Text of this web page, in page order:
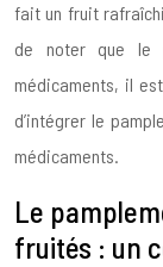
fait un fruit
de noter que le
médicaments, il
d’intégrer le
médicaments.
Le
fruités : un